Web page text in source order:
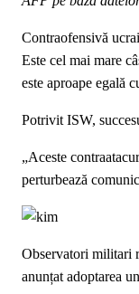
Contraofensivă
Este cel mai mare
este aproape egală
Potrivit ISW,
„Aceste
perturbează
Observatori militari
anunțat adoptarea